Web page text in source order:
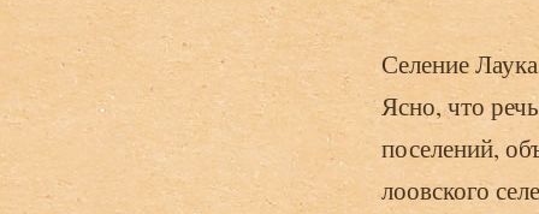
Селение
Ясно, что
поселений,
лоовского